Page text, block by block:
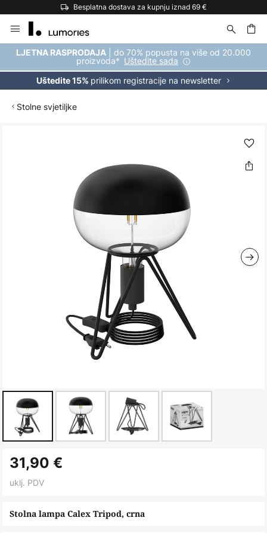
Besplatna dostava za kupnju iznad 69 €
to
Content
LJETNA RASPRODAJA | do 70% popusta na više od 20.000
proizvoda* Uštedite sada
Uštedite 15% prilikom registracije na newsletter
Stolne svjetiljke
to
the
ofStolna lampa Calex Tripod, crna
31,90 €
uklj. PDV